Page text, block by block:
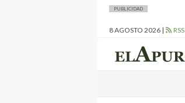
PUBLICIDAD
8 AGOSTO 2026 | RSS